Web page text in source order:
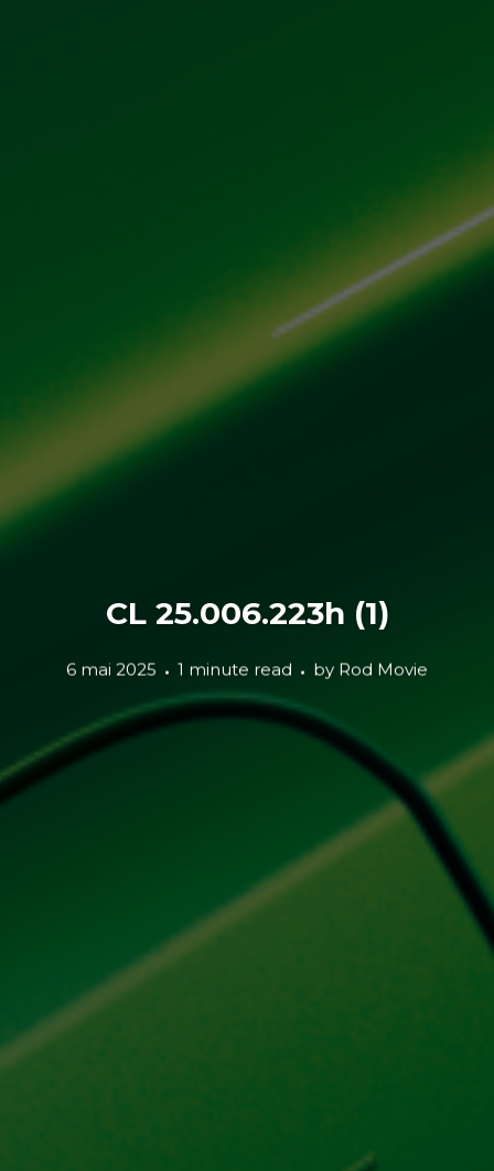
CL 25.006.223h (1)
6 mai 2025 1 minute read by Rod Movie